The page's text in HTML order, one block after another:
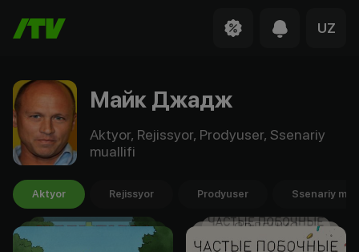
UZ
Майк Джадж
Aktyor, Rejissyor, Prodyuser, Ssenariy
muallifi
Aktyor Rejissyor Prodyuser Ssenariy